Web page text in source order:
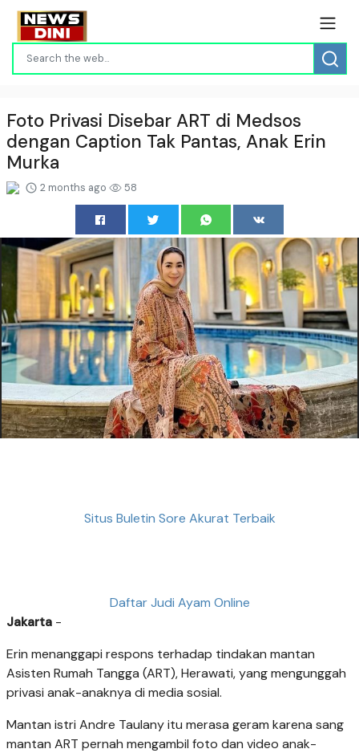
Foto Privasi Disebar ART di Medsos
dengan Caption Tak Pantas, Anak Erin
Murka
2 months ago 58
Situs Buletin Sore Akurat Terbaik
Daftar Judi Ayam Online
Jakarta -
Erin menanggapi respons terhadap tindakan mantan
Asisten Rumah Tangga (ART), Herawati, yang mengunggah
privasi anak-anaknya di media sosial.
Mantan istri Andre Taulany itu merasa geram karena sang
mantan ART pernah mengambil foto dan video anak-